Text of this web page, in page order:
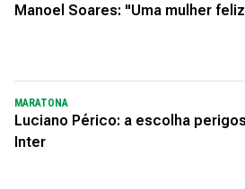
Manoel Soares: "Uma mulher
MARATONA
Luciano Périco: a escolha
Inter